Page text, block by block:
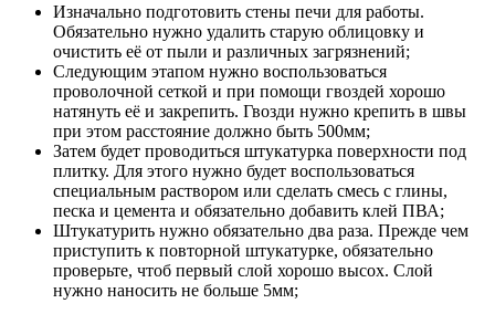
Изначально подготовить стены печи для работы.
Обязательно нужно удалить старую облицовку и
очистить её от пыли и различных загрязнений;
Следующим этапом нужно воспользоваться
проволочной сеткой и при помощи гвоздей хорошо
натянуть её и закрепить. Гвозди нужно крепить в швы
при этом расстояние должно быть 500мм;
Затем будет проводиться штукатурка поверхности под
плитку. Для этого нужно будет воспользоваться
специальным раствором или сделать смесь с глины,
песка и цемента и обязательно добавить клей ПВА;
Штукатурить нужно обязательно два раза. Прежде чем
приступить к повторной штукатурке, обязательно
проверьте, чтоб первый слой хорошо высох. Слой
нужно наносить не больше 5мм;